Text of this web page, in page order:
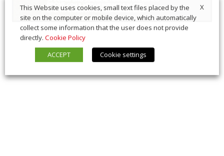
X
This Website uses cookies, small text files placed by the
site on the computer or mobile device, which automatically
collect some information that the user does not provide
directly. Cookie Policy
ACCEPT
Cookie settings